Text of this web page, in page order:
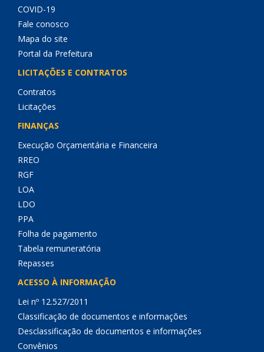
COVID-19
Fale conosco
Mapa do site
Portal da Prefeitura
LICITAÇÕES E CONTRATOS
Contratos
Licitações
FINANÇAS
Execução Orçamentária e Financeira
RREO
RGF
LOA
LDO
PPA
Folha de pagamento
Tabela remuneratória
Repasses
ACESSO À INFORMAÇÃO
Lei nº 12.527/2011
Classificação de documentos e informações
Desclassificação de documentos e informações
Convênios